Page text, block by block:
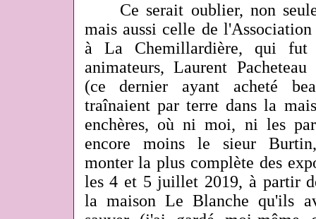
Ce serait oublier, non
mais aussi celle de
à La Chemillardière, qui fut
animateurs, Laurent
(ce dernier ayant acheté
traînaient par terre dans la
enchères, où ni moi, ni les
encore moins le sieur
monter la plus complète des
les 4 et 5 juillet 2019, à partir
la maison Le Blanche qu'ils